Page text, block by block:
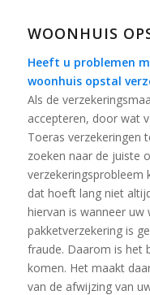
WOONHUIS
Heeft u problemen
woonhuis opstal
Als de
accepteren, door wat
Toeras verzekeringen
zoeken naar de juiste
verzekeringsprobleem
dat hoeft lang niet
hiervan is wanneer
pakketverzekering is
fraude. Daarom is het
komen. Het maakt
van de afwijzing van